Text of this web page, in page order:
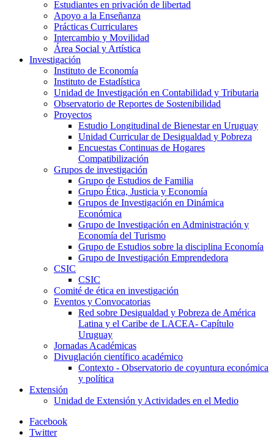
Estudiantes en privación de libertad
Apoyo a la Enseñanza
Prácticas Curriculares
Intercambio y Movilidad
Área Social y Artística
Investigación
Instituto de Economía
Instituto de Estadística
Unidad de Investigación en Contabilidad y Tributaria
Observatorio de Reportes de Sostenibilidad
Proyectos
Estudio Longitudinal de Bienestar en Uruguay
Unidad Curricular de Desigualdad y Pobreza
Encuestas Continuas de Hogares
Compatibilización
Grupos de investigación
Grupo de Estudios de Familia
Grupo Ética, Justicia y Economía
Grupos de Investigación en Dinámica
Económica
Grupo de Investigación en Administración y
Economía del Turismo
Grupo de Estudios sobre la disciplina Economía
Grupo de Investigación Emprendedora
CSIC
CSIC
Comité de ética en investigación
Eventos y Convocatorias
Red sobre Desigualdad y Pobreza de América
Latina y el Caribe de LACEA- Capítulo
Uruguay
Jornadas Académicas
Divuglación científico académico
Contexto - Observatorio de coyuntura económica
y política
Extensión
Unidad de Extensión y Actividades en el Medio
Facebook
Twitter